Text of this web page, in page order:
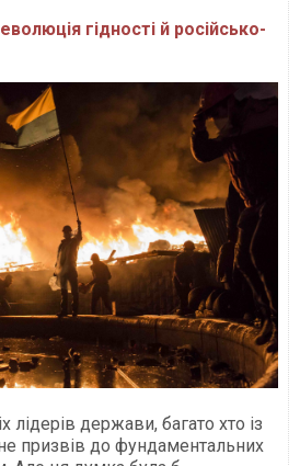
гідності й російсько-
лідерів держави, багато хто із
призвів до фундаментальних